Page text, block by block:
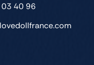
03 40 96